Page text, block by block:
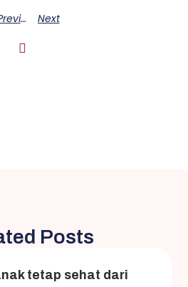
Previous Next
Posts
tetap sehat dari